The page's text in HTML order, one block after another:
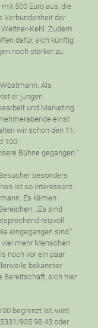
500 Euro aus, die
Verbundenheit der
Kehl. Zudem
dafür, sich künftig
noch stärker zu
Als
er jungen
und Marketing
einst
wir schon den 11.
100
Bühne gegangen.“
besonders
ist so interessant
Es kämen
„Es sind
reizvoll
eingegangen sind.“
mehr Menschen
noch vor ein paar
bekannter
Bereitschaft, sich hier
begrenzt ist, wird
935 98 43 oder